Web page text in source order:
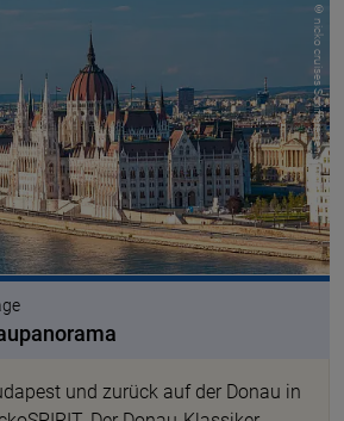
© nicko cruises Schiffsreisen GmbH
und zurück auf der Donau in